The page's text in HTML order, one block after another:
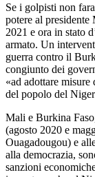
Se i golpisti non
potere al presidente
2021 e ora in stato
armato. Un
guerra contro il
congiunto dei
«ad adottare
del popolo del
Mali e Burkina
(agosto 2020 e
Ouagadougou) e
alla democrazia,
sanzioni